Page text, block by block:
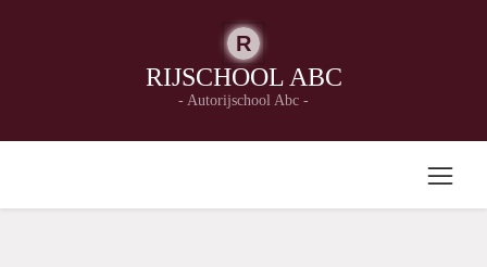
R
RIJSCHOOL ABC
- Autorijschool Abc -